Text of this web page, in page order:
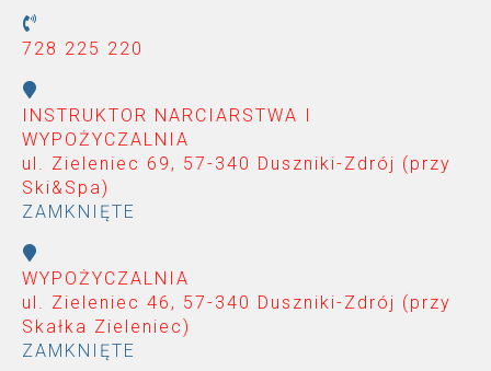
728 225 220
INSTRUKTOR NARCIARSTWA I
WYPOŻYCZALNIA
ul. Zieleniec 69, 57-340 Duszniki-Zdrój (przy
Ski&Spa)
ZAMKNIĘTE
WYPOŻYCZALNIA
ul. Zieleniec 46, 57-340 Duszniki-Zdrój (przy
Skałka Zieleniec)
ZAMKNIĘTE